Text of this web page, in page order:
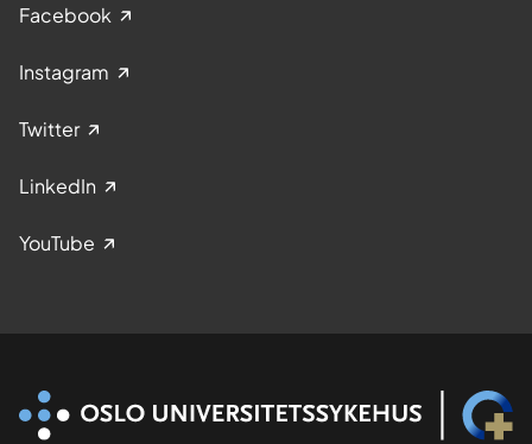
Facebook
Instagram
Twitter
LinkedIn
YouTube